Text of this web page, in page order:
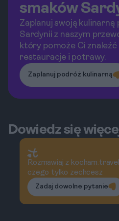
smaków
Zaplanuj swoją kulinarną
Sardynii z naszym
który pomoże Ci znaleźć
restauracje i potrawy.
Zaplanuj podróż kulinarną
Dowiedz się
Rozmawiaj z
czego tylko zechcesz
Zadaj dowolne pytanie